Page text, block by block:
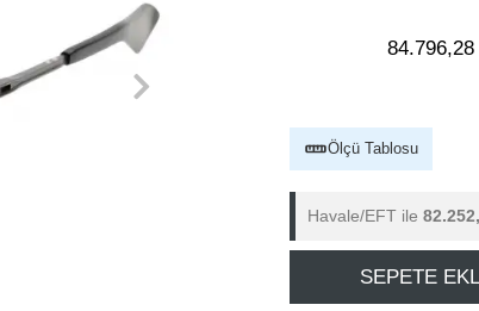
84.796,28
Ölçü Tablosu
Havale/EFT ile
SEPETE